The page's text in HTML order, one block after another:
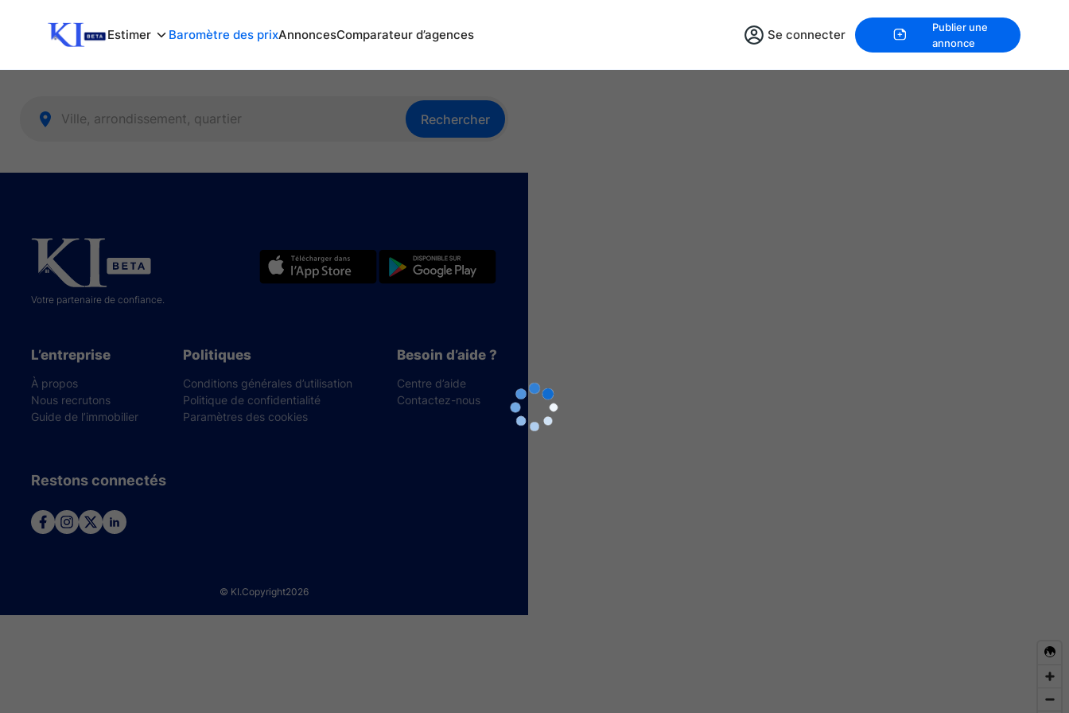
Estimer Baromètre des prixAnnoncesComparateur d’agences Se connecter
Publier une
annonce
Rechercher
Votre partenaire de confiance.
L’entreprise
À propos
Nous recrutons
Guide de l’immobilier
Politiques
Conditions générales d’utilisation
Politique de confidentialité
Paramètres des cookies
Besoin d’aide ?
Centre d’aide
Contactez-nous
Restons connectés
© KI.Copyright2026